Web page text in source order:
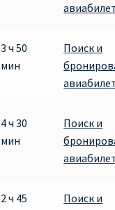
3 ч 50
мин
Поиск и
4 ч 30
мин
Поиск и
2 ч 45
Поиск и